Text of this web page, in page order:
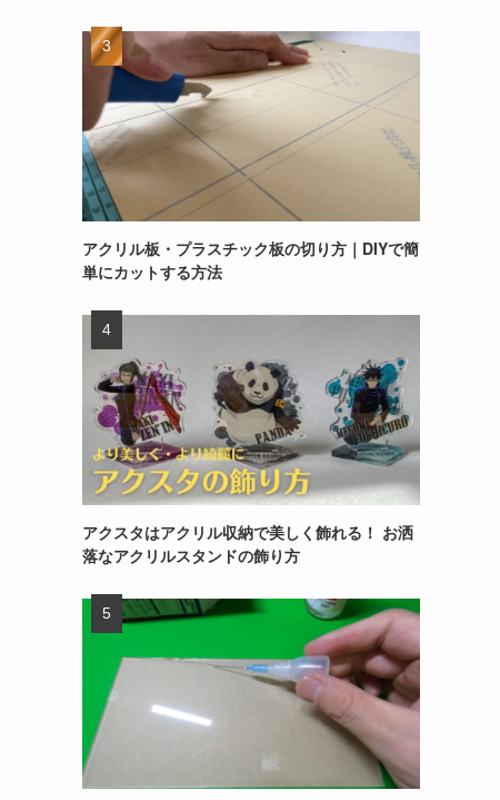
アクリル板・プラスチック板の切り方｜DIYで簡
単にカットする方法
アクスタはアクリル収納で美しく飾れる！ お洒
落なアクリルスタンドの飾り方